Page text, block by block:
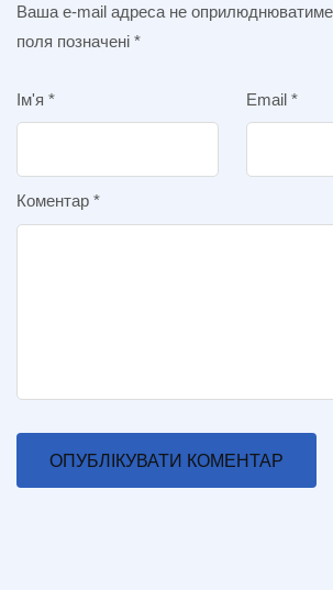
Ваша e-mail адреса не
поля позначені *
Ім'я * Email *
Коментар *